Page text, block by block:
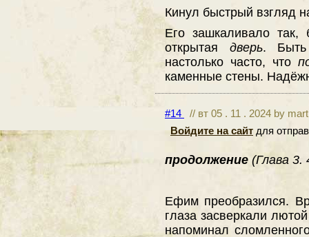
Кинул быстрый взгляд
Его зашкаливало так,
открытая дверь.
настолько часто, что
каменные стены.
#14
// вт 05 . 11 . 2024 by
Войдите на сайт для
продолжение (Глава 3.
Ефим преобразился.
глаза засверкали
напоминал